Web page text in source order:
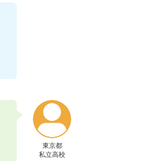
東京都
私立高校